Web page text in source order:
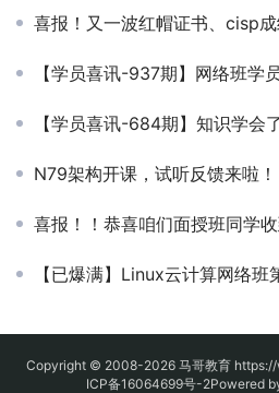
喜报！又一波红帽证书、cisp成
【学员喜讯-937期】网络班学员刚
【学员喜讯-684期】知识学会了，
N79架构开课，试听反馈来啦！
喜报！！恭喜咱们面授班同学
【已爆满】Linux云计算网络班
Copyright © 2008-2026 马哥教育
ICP备16064699号-2Powered